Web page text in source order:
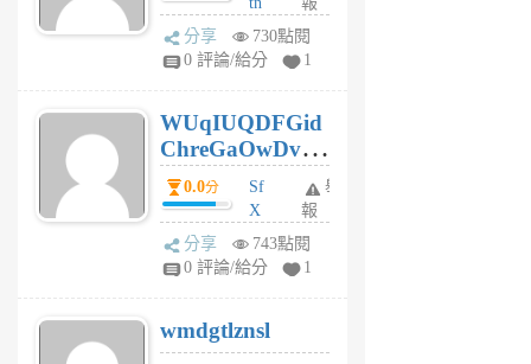
jt
gl
個
月
前
分享
730點閱
0 評論/給分
1
WUqIUQDFGid
ChreGaOwDv
dY0.0分
Sf
X
Pe
Jc
R
P
舉
報
分享
743點閱
0 評論/給分
1
wmdgtlznsl